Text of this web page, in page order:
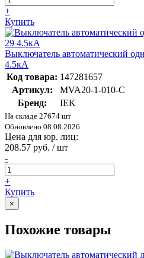
+
Купить
Выключатель автоматический
4.5кА
Код товара: 147281657
Артикул:
MVA20-1-010-C
Бренд:
IEK
На складе 27674 шт
Обновлено 08.08.2026
Цена для юр. лиц:
208.57 руб. / шт
-
+
Купить
×
Похожие товары